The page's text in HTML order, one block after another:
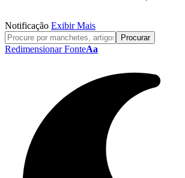
Notificação Exibir Mais
Redimensionar FonteAa